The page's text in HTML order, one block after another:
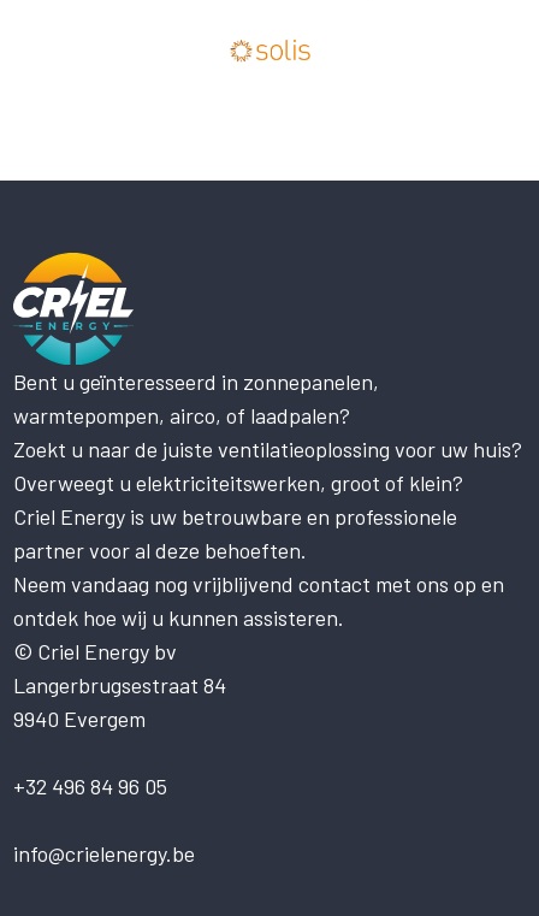
Bent u geïnteresseerd in zonnepanelen,
warmtepompen, airco, of laadpalen?
Zoekt u naar de juiste ventilatieoplossing voor uw huis?
Overweegt u elektriciteitswerken, groot of klein?
Criel Energy is uw betrouwbare en professionele
partner voor al deze behoeften.
Neem vandaag nog vrijblijvend contact met ons op en
ontdek hoe wij u kunnen assisteren.
© Criel Energy bv
Langerbrugsestraat 84
9940 Evergem
+32 496 84 96 05
info@crielenergy.be
Deze website maakt gebruik
van cookies.
Deze website gebruikt cookies om uw
gebruikerservaring te verbeteren. Door
onze website te gebruiken, stemt u in met
alle cookies in overeenstemming met ons
Cookiebeleid.Lees verder
STRIKT NOODZAKELIJK
PRESTATIE
TARGETING
FUNCTIONEEL
NIET-GECLASSIFICEERD